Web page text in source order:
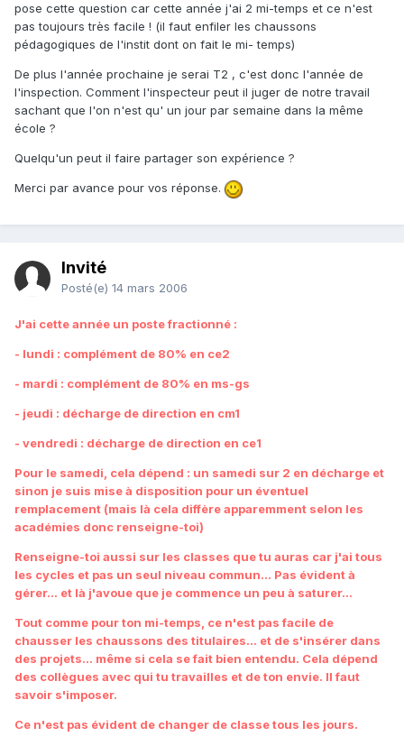
pose cette question car cette année j'ai 2 mi-temps et ce n'est
pas toujours très facile ! (il faut enfiler les chaussons
pédagogiques de l'instit dont on fait le mi- temps)
De plus l'année prochaine je serai T2 , c'est donc l'année de
l'inspection. Comment l'inspecteur peut il juger de notre travail
sachant que l'on n'est qu' un jour par semaine dans la même
école ?
Quelqu'un peut il faire partager son expérience ?
Merci par avance pour vos réponse.
Invité
Posté(e) 14 mars 2006
J'ai cette année un poste fractionné :
- lundi : complément de 80% en ce2
- mardi : complément de 80% en ms-gs
- jeudi : décharge de direction en cm1
- vendredi : décharge de direction en ce1
Pour le samedi, cela dépend : un samedi sur 2 en décharge et
sinon je suis mise à disposition pour un éventuel
remplacement (mais là cela diffère apparemment selon les
académies donc renseigne-toi)
Renseigne-toi aussi sur les classes que tu auras car j'ai tous
les cycles et pas un seul niveau commun... Pas évident à
gérer... et là j'avoue que je commence un peu à saturer...
Tout comme pour ton mi-temps, ce n'est pas facile de
chausser les chaussons des titulaires... et de s'insérer dans
des projets... même si cela se fait bien entendu. Cela dépend
des collègues avec qui tu travailles et de ton envie. Il faut
savoir s'imposer.
Ce n'est pas évident de changer de classe tous les jours.